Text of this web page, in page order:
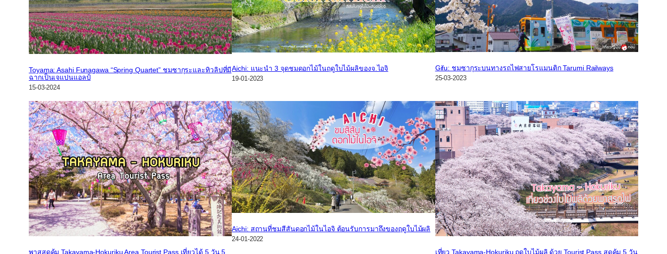
Toyama: Asahi Funagawa “Spring Quartet” ชมซากุระและทิวลิปที่มี
ฉากเป็นเจแปนแอลป์
15-03-2024
Aichi: แนะนำ 3 จุดชมดอกไม้ในฤดูใบไม้ผลิของจ.ไอจิ
19-01-2023
Gifu: ชมซากุระบนทางรถไฟสายโรแมนติก Tarumi Railways
25-03-2023
พาสสุดคุ้ม Takayama-Hokuriku Area Tourist Pass เที่ยวได้ 5 วัน 5
Aichi: สถานที่ชมสีสันดอกไม้ในไอจิ ต้อนรับการมาถึงของฤดูใบไม้ผลิ
24-01-2022
เที่ยว Takayama-Hokuriku ฤดูใบไม้ผลิ ด้วย Tourist Pass สุดคุ้ม 5 วัน